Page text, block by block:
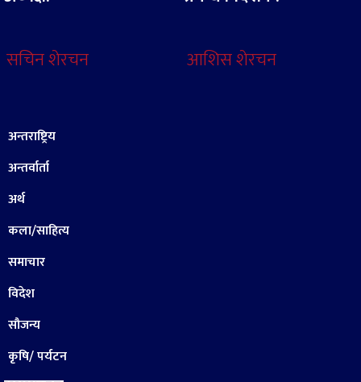
सचिन शेरचन आशिस शेरचन
अन्तराष्ट्रिय
अन्तर्वार्ता
अर्थ
कला/साहित्य
समाचार
विदेश
सौजन्य
कृषि/ पर्यटन